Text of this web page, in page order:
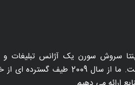
سروش سورن یک آژانس تبلیغات و
است. ما از سال 2009 طیف